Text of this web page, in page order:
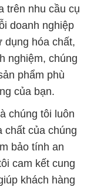
trên nhu cầu cụ
doanh nghiệp
dụng hóa chất,
nghiệm, chúng
phẩm phù
của bạn.
chúng tôi luôn
chất của chúng
bảo tính an
cam kết cung
khách hàng